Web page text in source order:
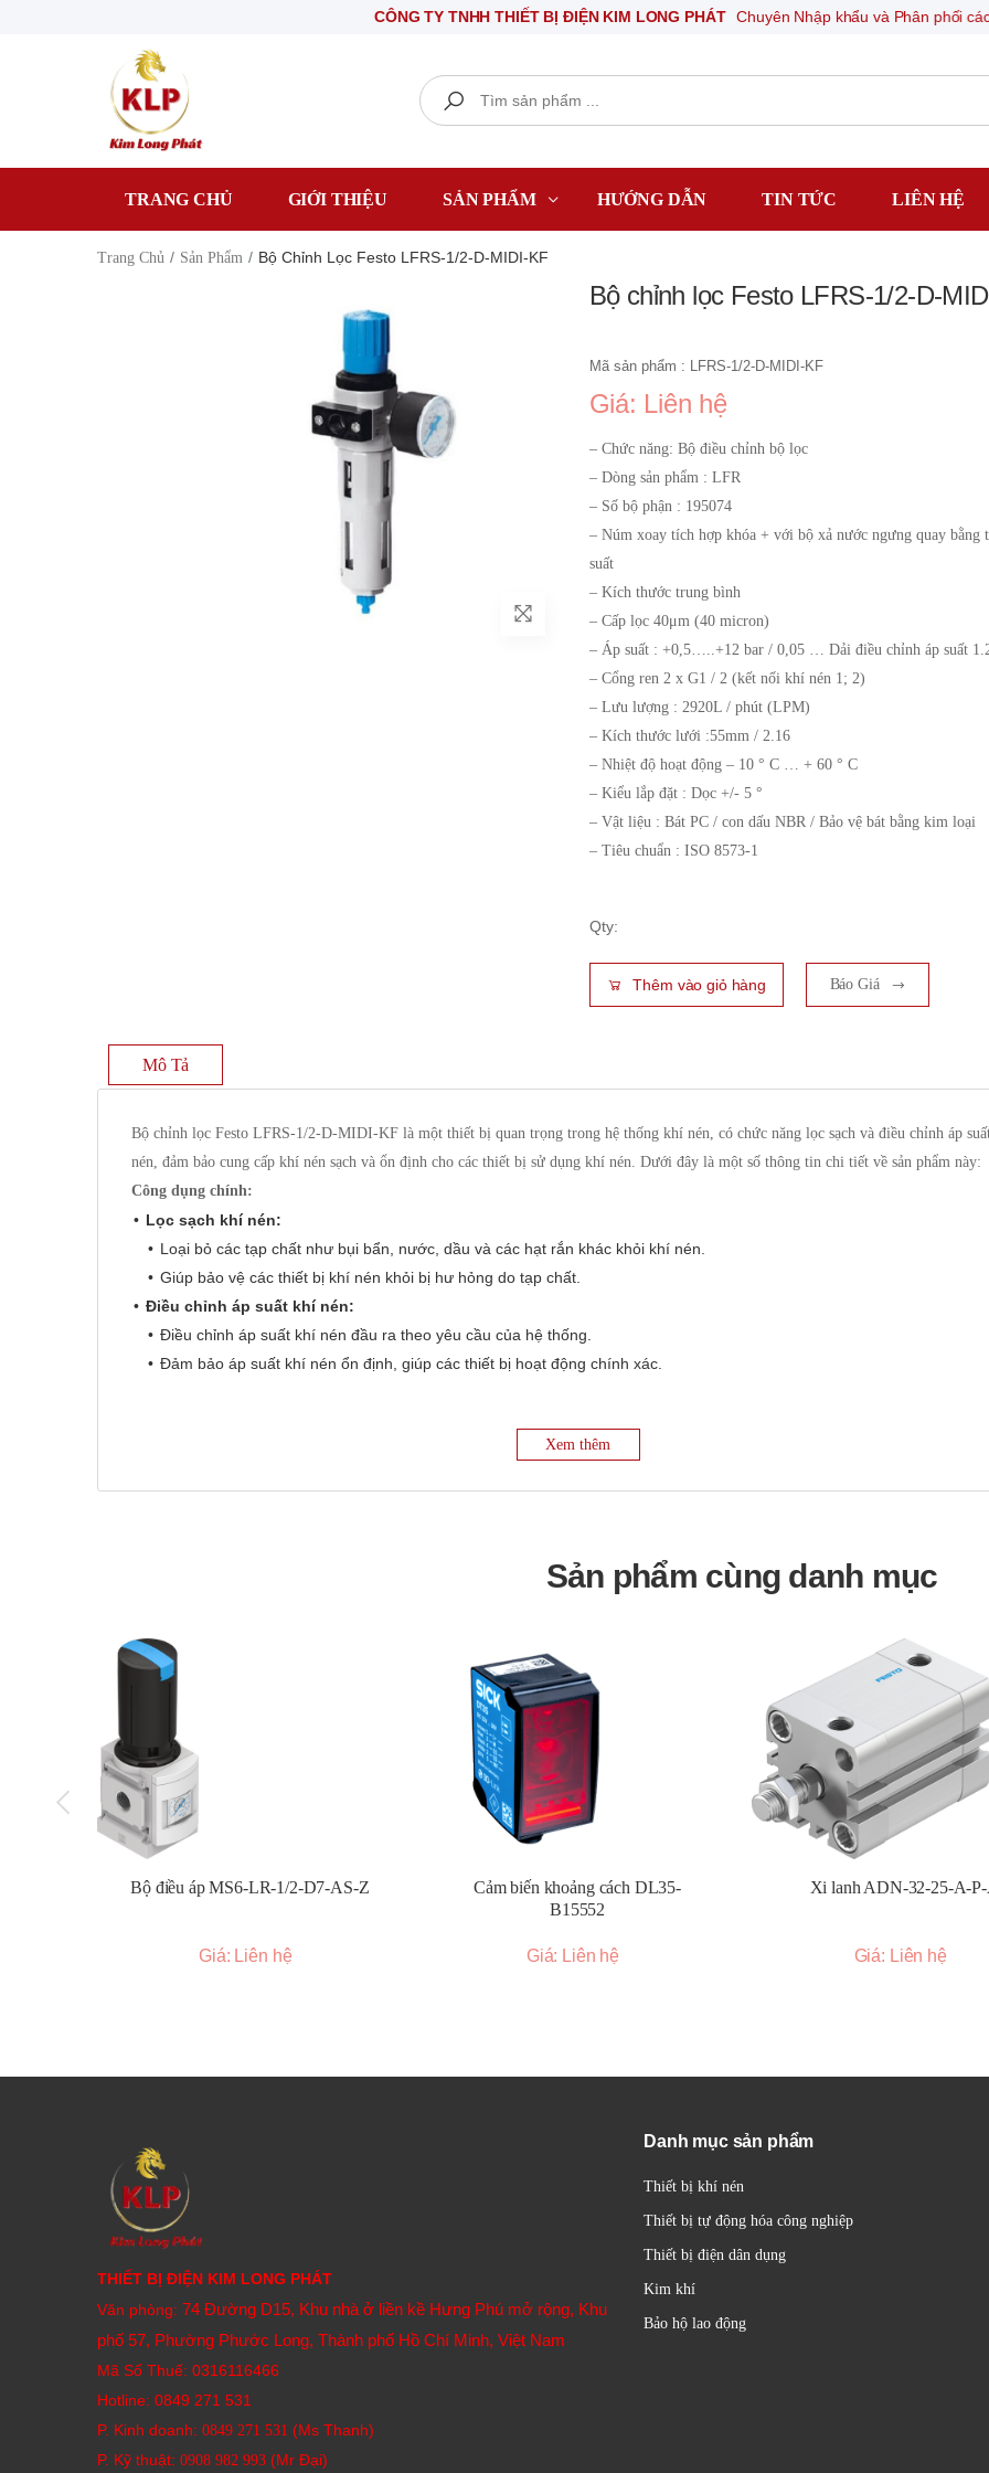
CÔNG TY TNHH THIẾT BỊ ĐIỆN KIM LONG PHÁT Chuyên Nhập khẩu và Phân phối các thiết
Search
TRANG CHỦ GIỚI THIỆU SẢN PHẨM HƯỚNG DẪN TIN TỨC LIÊN HỆ
Trang Chủ Sản Phẩm Bộ Chỉnh Lọc Festo LFRS-1/2-D-MIDI-KF
Bộ chỉnh lọc Festo LFRS-1/2-D-
Mã sản phẩm : LFRS-1/2-D-MIDI-KF
Giá: Liên hệ
– Chức năng: Bộ điều chỉnh bộ lọc
– Dòng sản phẩm : LFR
– Số bộ phận : 195074
– Núm xoay tích hợp khóa + với bộ xả nước ngưng quay bằng
suất
– Kích thước trung bình
– Cấp lọc 40μm (40 micron)
– Áp suất : +0,5…..+12 bar / 0,05 … Dải điều chỉnh áp suất
– Cổng ren 2 x G1 / 2 (kết nối khí nén 1; 2)
– Lưu lượng : 2920L / phút (LPM)
– Kích thước lưới :55mm / 2.16
– Nhiệt độ hoạt động – 10 ° C … + 60 ° C
– Kiểu lắp đặt : Dọc +/- 5 °
– Vật liệu : Bát PC / con dấu NBR / Bảo vệ bát bằng kim loại
– Tiêu chuẩn : ISO 8573-1
Qty:
Thêm vào giỏ hàng Báo Giá
Mô Tả
Bộ chỉnh lọc Festo LFRS-1/2-D-MIDI-KF là một thiết bị quan trọng trong hệ thống khí nén, có chức năng lọc sạch và điều chỉnh áp
nén, đảm bảo cung cấp khí nén sạch và ổn định cho các thiết bị sử dụng khí nén. Dưới đây là một số thông tin chi tiết về sản phẩm này:
Công dụng chính:
Lọc sạch khí nén:
Loại bỏ các tạp chất như bụi bẩn, nước, dầu và các hạt rắn khác khỏi khí nén.
Giúp bảo vệ các thiết bị khí nén khỏi bị hư hỏng do tạp chất.
Điều chỉnh áp suất khí nén:
Điều chỉnh áp suất khí nén đầu ra theo yêu cầu của hệ thống.
Đảm bảo áp suất khí nén ổn định, giúp các thiết bị hoạt động chính xác.
Có thể kết hợp với các module khác để tạo thành một hệ thống xử lý khí nén hoàn chỉnh.
Vật liệu chất lượng cao:
Đảm bảo độ bền và tuổi thọ cao.
Sử dụng trong các hệ thống khí nén công nghiệp.
Ứng dụng trong các ngành sản xuất, chế tạo, lắp ráp.
Sử dụng trong các hệ thống tự động hóa.
Bảo hành 12 tháng
Xem thêm
Sản phẩm cùng danh mục
Bộ điều áp MS6-LR-1/2-D7-AS-Z
Giá: Liên hệ
Cảm biến khoảng cách DL35-
B15552
Giá: Liên hệ
Xi lanh ADN-32-25-A-
Giá: Liên hệ
THIẾT BỊ ĐIỆN KIM LONG PHÁT
Văn phòng: 74 Đường D15, Khu nhà ở liền kề Hưng Phú mở rộng, Khu
phố 57, Phường Phước Long, Thành phố Hồ Chí Minh, Việt Nam
Mã Số Thuế: 0316116466
Hotline: 0849 271 531
P. Kinh doanh: 0849 271 531 (Ms Thanh)
P. Kỹ thuật: 0908 982 993​ (Mr Đại)
Danh mục sản phẩm
Thiết bị khí nén
Thiết bị tự động hóa công nghiệp
Thiết bị điện dân dụng
Kim khí
Bảo hộ lao động